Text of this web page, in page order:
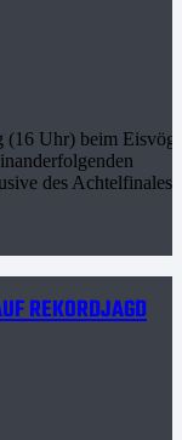
(16 Uhr) beim
des
REKORDJAGD